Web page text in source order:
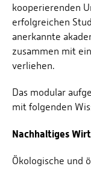
kooperierenden
erfolgreichen
anerkannte
zusammen mit
verliehen.
Das modular
mit folgenden
Nachhaltiges
Ökologische und